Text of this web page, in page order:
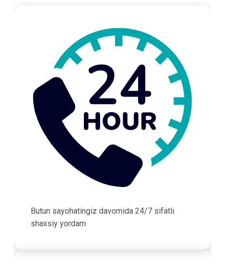
Butun sayohatingiz davomida 24/7 sifatli
shaxsiy yordam